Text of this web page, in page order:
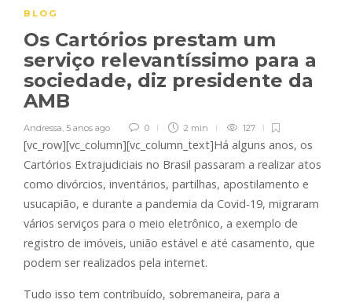
BLOG
Os Cartórios prestam um
serviço relevantíssimo para a
sociedade, diz presidente da
AMB
Andressa, 5 anos ago 0 2 min 127
[vc_row][vc_column][vc_column_text]Há alguns anos, os
Cartórios Extrajudiciais no Brasil passaram a realizar atos
como divórcios, inventários, partilhas, apostilamento e
usucapião, e durante a pandemia da Covid-19, migraram
vários serviços para o meio eletrônico, a exemplo de
registro de imóveis, união estável e até casamento, que
podem ser realizados pela internet.
Tudo isso tem contribuído, sobremaneira, para a